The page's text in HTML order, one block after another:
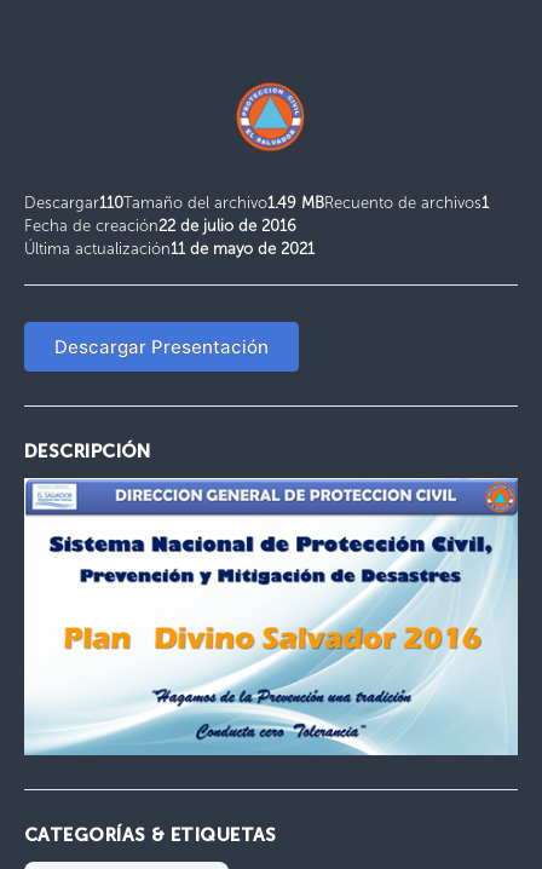
Descargar110Tamaño del archivo1.49 MBRecuento de archivos1
Fecha de creación22 de julio de 2016
Última actualización11 de mayo de 2021
Descargar Presentación
DESCRIPCIÓN
CATEGORÍAS & ETIQUETAS